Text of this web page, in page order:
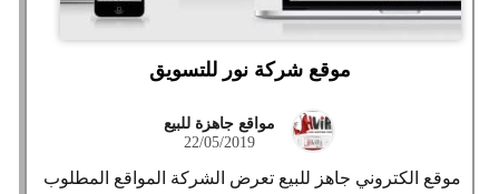
موقع شركة نور للتسويق
مواقع جاهزة للبيع
22/05/2019
موقع الكتروني جاهز للبيع تعرض الشركة المواقع المطلوب